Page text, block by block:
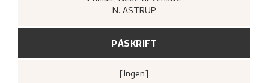
N. ASTRUP
PÅSKRIFT
[ingen]